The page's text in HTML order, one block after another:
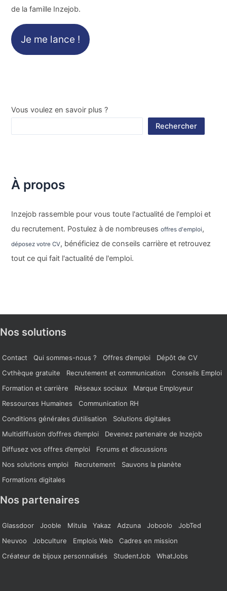
de la famille Inzejob.
Je me lance !
Vous voulez en savoir plus ?
Rechercher
À propos
Inzejob rassemble pour vous toute l'actualité de l'emploi et
du recrutement. Postulez à de nombreusesoffres d'emploi,
déposez votre CV, bénéficiez de conseils carrière et retrouvez
tout ce qui fait l'actualité de l'emploi.
Nos solutions
Contact Qui sommes-nous ? Offres d’emploi
Dépôt de CV
Cvthèque gratuite
Recrutement et communication
Conseils Emploi
Formation et carrière
Réseaux sociaux
Marque Employeur
Ressources Humaines
Communication RH
Conditions générales d’utilisation
Solutions digitales
Multidiffusion d’offres d’emploi
Devenez partenaire de Inzejob
Diffusez vos offres d’emploi
Forums et discussions
Nos solutions emploi
Recrutement
Sauvons la planète
Formations digitales
Nos partenaires
Glassdoor Jooble Mitula Yakaz Adzuna Joboolo
JobTed
Neuvoo
Jobculture Emplois Web
Cadres en mission
Créateur de bijoux personnalisés
StudentJob WhatJobs